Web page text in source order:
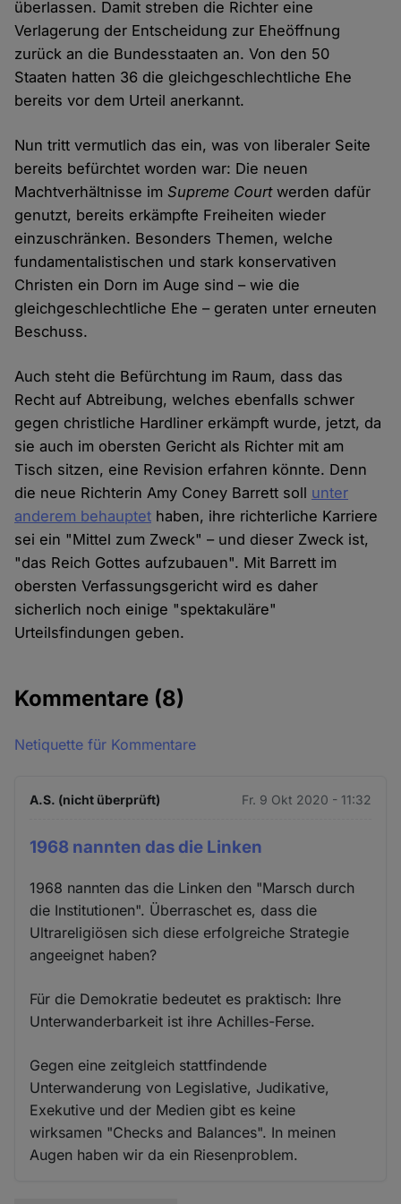
überlassen. Damit streben die Richter eine
Verlagerung der Entscheidung zur Eheöffnung
zurück an die Bundesstaaten an. Von den 50
Staaten hatten 36 die gleichgeschlechtliche Ehe
bereits vor dem Urteil anerkannt.
Nun tritt vermutlich das ein, was von liberaler Seite
bereits befürchtet worden war: Die neuen
Machtverhältnisse imSupreme Courtwerden dafür
genutzt, bereits erkämpfte Freiheiten wieder
einzuschränken. Besonders Themen, welche
fundamentalistischen und stark konservativen
Christen ein Dorn im Auge sind – wie die
gleichgeschlechtliche Ehe – geraten unter erneuten
Beschuss.
Auch steht die Befürchtung im Raum, dass das
Recht auf Abtreibung, welches ebenfalls schwer
gegen christliche Hardliner erkämpft wurde, jetzt, da
sie auch im obersten Gericht als Richter mit am
Tisch sitzen, eine Revision erfahren könnte. Denn
die neue Richterin Amy Coney Barrett soll unter
anderem behauptet haben, ihre richterliche Karriere
sei ein "Mittel zum Zweck" – und dieser Zweck ist,
"das Reich Gottes aufzubauen". Mit Barrett im
obersten Verfassungsgericht wird es daher
sicherlich noch einige "spektakuläre"
Urteilsfindungen geben.
Kommentare (8)
Netiquette für Kommentare
A.S. (nicht überprüft) Fr. 9 Okt 2020 - 11:32
1968 nannten das die Linken
1968 nannten das die Linken den "Marsch durch
die Institutionen". Überraschet es, dass die
Ultrareligiösen sich diese erfolgreiche Strategie
angeeignet haben?
Für die Demokratie bedeutet es praktisch: Ihre
Unterwanderbarkeit ist ihre Achilles-Ferse.
Gegen eine zeitgleich stattfindende
Unterwanderung von Legislative, Judikative,
Exekutive und der Medien gibt es keine
wirksamen "Checks and Balances". In meinen
Augen haben wir da ein Riesenproblem.